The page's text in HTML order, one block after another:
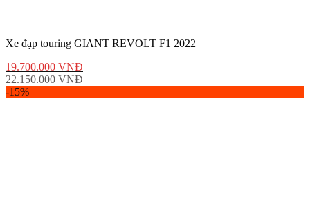
Xe đạp touring GIANT REVOLT F1 2022
19.700.000 VNĐ
22.150.000VNĐ
-15%